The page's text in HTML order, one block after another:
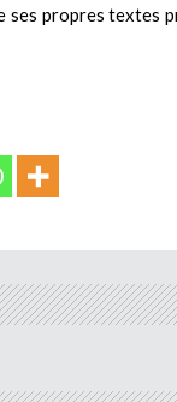
ses propres textes